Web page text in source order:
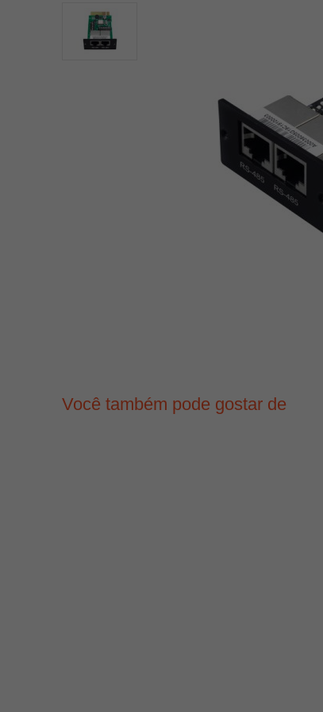
Você também pode gostar de